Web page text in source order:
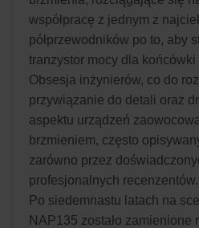
współpracę z jednym z
półprzewodników po to, aby
tranzystor mocy dla końcówki
Obsesja inżynierów, co do
przywiązanie do detali oraz
aspektu urządzeń
brzmieniem, często
zarówno przez
profesjonalnych recenzentów.
Po siedemnastu latach na
NAP135 zostało zamienione